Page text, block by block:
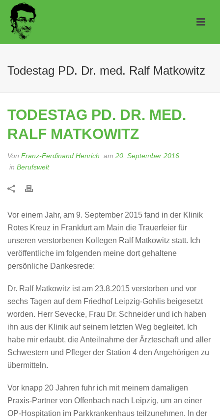
Todestag PD. Dr. med. Ralf Matkowitz
TODESTAG PD. DR. MED.
RALF MATKOWITZ
Von Franz-Ferdinand Henrich am 20. September 2016
in Berufswelt
Vor einem Jahr, am 9. September 2015 fand in der Klinik
Rotes Kreuz in Frankfurt am Main die Trauerfeier für
unseren verstorbenen Kollegen Ralf Matkowitz statt. Ich
veröffentliche im folgenden meine dort gehaltene
persönliche Dankesrede:
Dr. Ralf Matkowitz ist am 23.8.2015 verstorben und vor
sechs Tagen auf dem Friedhof Leipzig-Gohlis beigesetzt
worden. Herr Sevecke, Frau Dr. Schneider und ich haben
ihn aus der Klinik auf seinem letzten Weg begleitet. Ich
habe mir erlaubt, die Anteilnahme der Ärzteschaft und aller
Schwestern und Pfleger der Station 4 den Angehörigen zu
übermitteln.
Vor knapp 20 Jahren fuhr ich mit meinem damaligen
Praxis-Partner von Offenbach nach Leipzig, um an einer
OP-Hospitation im Parkkrankenhaus teilzunehmen. In der